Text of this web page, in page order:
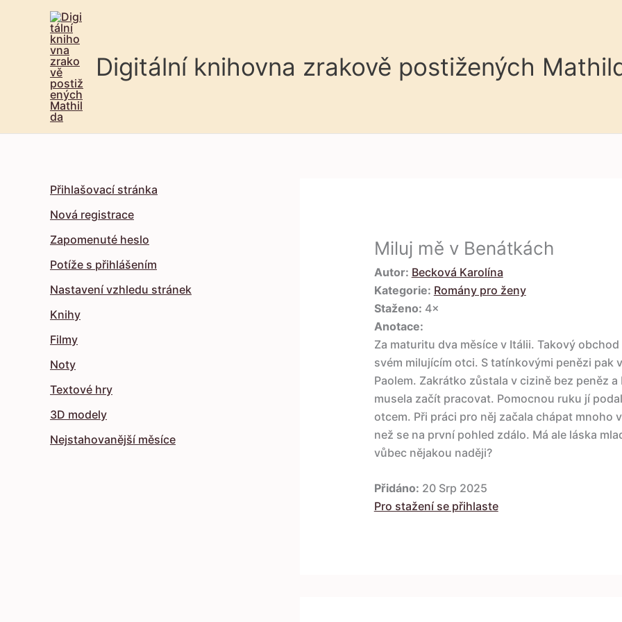
Digitální knihovna zrakově postižených
Přihlašovací stránka
Nová registrace
Zapomenuté heslo
Potíže s přihlášením
Nastavení vzhledu stránek
Knihy
Filmy
Noty
Textové hry
3D modely
Nejstahovanější měsíce
Miluj mě v Benátkách
Autor: Becková Karolína
Kategorie: Romány pro ženy
Staženo: 4×
Anotace:
Za maturitu dva měsíce v Itálii. Takový
svém milujícím otci. S tatínkovými penězi pak
Paolem. Zakrátko zůstala v cizině bez peněz
musela začít pracovat. Pomocnou ruku jí
otcem. Při práci pro něj začala chápat mnoho
než se na první pohled zdálo. Má ale láska
vůbec nějakou naději?
Přidáno: 20 Srp 2025
Pro stažení se přihlaste